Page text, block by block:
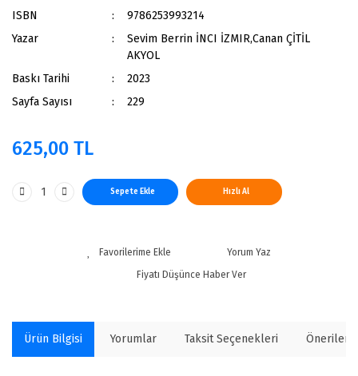
ISBN
9786253993214
Yazar
Sevim Berrin İNCI İZMIR,Canan ÇİTİL
AKYOL
Baskı Tarihi
2023
Sayfa Sayısı
229
625,00 TL
Sepete Ekle Hızlı Al
Yorum Yaz
Fiyatı Düşünce Haber Ver
Ürün Bilgisi Yorumlar Taksit Seçenekleri